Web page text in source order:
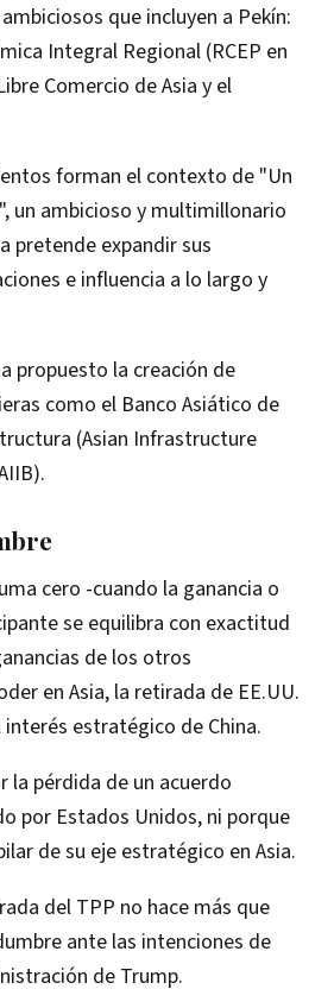
que incluyen a Pekín:
Integral Regional (RCEP en
Comercio de Asia y el
forman el contexto de "Un
un ambicioso y multimillonario
pretende expandir sus
e influencia a lo largo y
propuesto la creación de
como el Banco Asiático de
(Asian Infrastructure
cero -cuando la ganancia o
se equilibra con exactitud
de los otros
en Asia, la retirada de EE.UU.
estratégico de China.
la pérdida de un acuerdo
por Estados Unidos, ni porque
de su eje estratégico en Asia.
del TPP no hace más que
ante las intenciones de
de Trump.